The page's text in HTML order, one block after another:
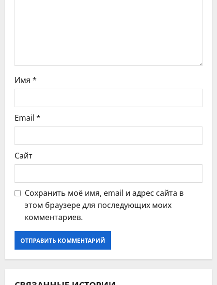
с
я
м
Имя *
Email *
Сайт
Сохранить моё имя, email и адрес сайта в
этом браузере для последующих моих
комментариев.